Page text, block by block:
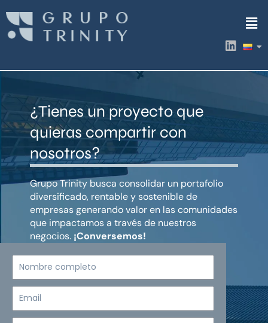
contenido
L
i
k
i
¿Tienes un proyecto que
quieras compartir con
nosotros?
Grupo Trinity busca consolidar un portafolio
diversificado, rentable y sostenible de
empresas generando valor en las comunidades
que impactamos a través de nuestros
negocios. ¡Conversemos!